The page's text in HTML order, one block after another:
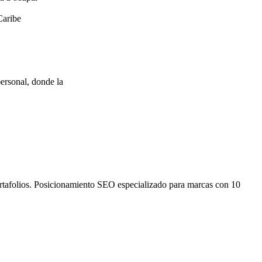
donde la
Posicionamiento SEO especializado para marcas con 10